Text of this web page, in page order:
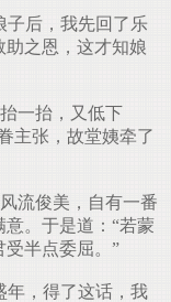
子后，我先回了乐
之恩，这才知娘
一抬，又低下
主张，故堂姨牵了
流俊美，自有一番
。于是道：“若蒙
受半点委屈。”
年，得了这话，我